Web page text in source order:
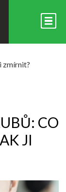
zmírnit?
CO
JI